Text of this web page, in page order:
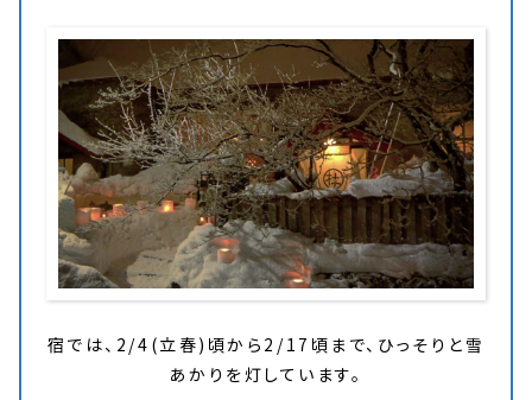
宿では、2/4(立春)頃から2/17頃まで、ひっそりと雪
あかりを灯しています。